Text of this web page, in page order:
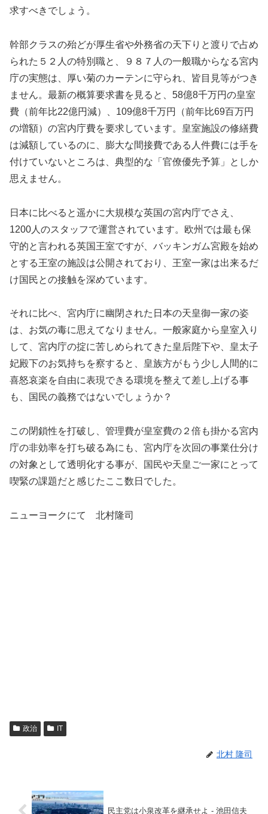
求すべきでしょう。
幹部クラスの殆どが厚生省や外務省の天下りと渡りで占め
られた５２人の特別職と、９８７人の一般職からなる宮内
庁の実態は、厚い菊のカーテンに守られ、皆目見等がつき
ません。最新の概算要求書を見ると、58億8千万円の皇室
費（前年比22億円減）、109億8千万円（前年比69百万円
の増額）の宮内庁費を要求しています。皇室施設の修繕費
は減額しているのに、膨大な間接費である人件費には手を
付けていないところは、典型的な「官僚優先予算」としか
思えません。
日本に比べると遥かに大規模な英国の宮内庁でさえ、
1200人のスタッフで運営されています。欧州では最も保
守的と言われる英国王室ですが、バッキンガム宮殿を始め
とする王室の施設は公開されており、王室一家は出来るだ
け国民との接触を深めています。
それに比べ、宮内庁に幽閉された日本の天皇御一家の姿
は、お気の毒に思えてなりません。一般家庭から皇室入り
して、宮内庁の掟に苦しめられてきた皇后陛下や、皇太子
妃殿下のお気持ちを察すると、皇族方がもう少し人間的に
喜怒哀楽を自由に表現できる環境を整えて差し上げる事
も、国民の義務ではないでしょうか？
この閉鎖性を打破し、管理費が皇室費の２倍も掛かる宮内
庁の非効率を打ち破る為にも、宮内庁を次回の事業仕分け
の対象として透明化する事が、国民や天皇ご一家にとって
喫緊の課題だと感じたここ数日でした。
ニューヨークにて 北村隆司
政治 IT
北村 隆司
民主党は小泉改革を継承せよ - 池田信夫